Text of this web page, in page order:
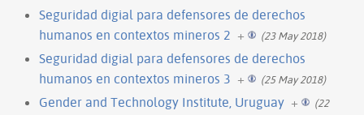
Seguridad digial para defensores de derechos
humanos en contextos mineros 2 + (23 May 2018)
Seguridad digial para defensores de derechos
humanos en contextos mineros 3 + (25 May 2018)
Gender and Technology Institute, Uruguay +
(22